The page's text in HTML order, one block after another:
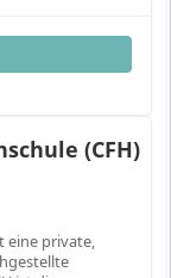
(CFH)
eine private,